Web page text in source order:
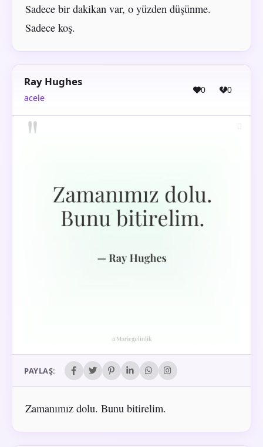
Sadece bir dakikan var, o yüzden düşünme.
Sadece koş.
Ray Hughes
acele
0 0
PAYLAŞ:
Zamanımız dolu. Bunu bitirelim.